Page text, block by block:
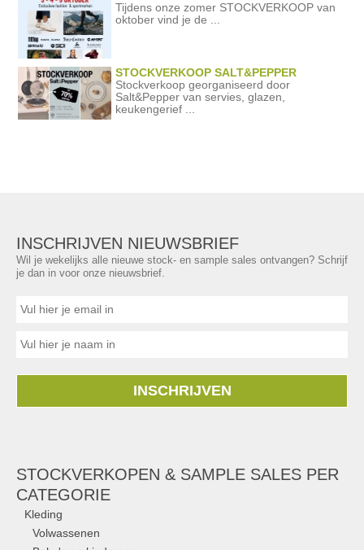
Tijdens onze zomer STOCKVERKOOP van
oktober vind je de ...
STOCKVERKOOP SALT&PEPPER
Stockverkoop georganiseerd door
Salt&Pepper van servies, glazen,
keukengerief ...
INSCHRIJVEN NIEUWSBRIEF
Wil je wekelijks alle nieuwe stock- en sample sales ontvangen? Schrijf
je dan in voor onze nieuwsbrief.
INSCHRIJVEN
STOCKVERKOPEN & SAMPLE SALES PER
CATEGORIE
Kleding
Volwassenen